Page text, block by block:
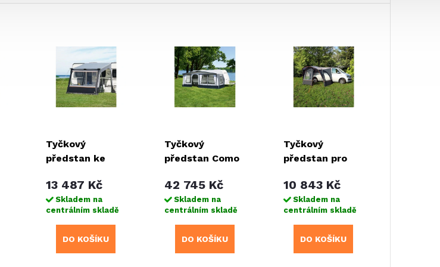
Tyčkový
předstan ke
Fortuna II
13 487 Kč
Skladem na
centrálním skladě
DO KOŠÍKU
Tyčkový
předstan Como
42 745 Kč
Skladem na
centrálním skladě
DO KOŠÍKU
Tyčkový
předstan pro
10 843 Kč
Skladem na
centrálním skladě
DO KOŠÍKU